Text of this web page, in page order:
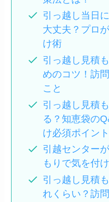
引っ越し当日
大丈夫？プロ
け術
引っ越し見積
めのコツ！訪
こと
引っ越し見積
る？知恵袋の
け必須ポイント
引越センター
もりで気を付
引っ越し見積
れくらい？訪